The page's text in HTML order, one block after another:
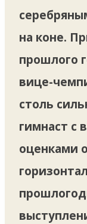
на коне.
прошлого
вице-
столь
гимнаст с
оценками